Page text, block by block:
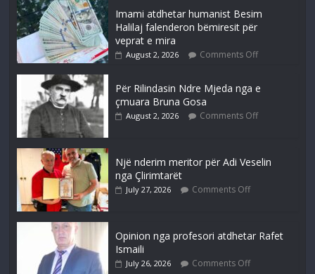
Imami atdhetar humanist Besim
Halilaj falenderon bëmiresit për
veprat e mira
August 2, 2026 Comments Off
Për Rilindasin Ndre Mjeda nga e
çmuara Bruna Gosa
August 2, 2026 Comments Off
Një nderim meritor për Adi Veselin
nga Çlirimtarët
July 27, 2026 Comments Off
Opinion nga profesori atdhetar Rafet
Ismaili
July 26, 2026 Comments Off